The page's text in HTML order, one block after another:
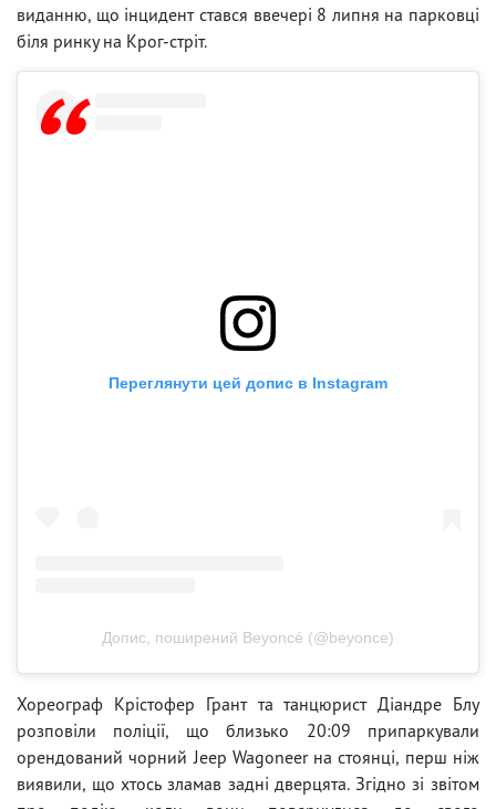
виданню, що інцидент стався ввечері 8 липня на парковці
біля ринку на Крог-стріт.
Переглянути цей допис в Instagram
Допис, поширений Beyoncé (@beyonce)
Хореограф Крістофер Грант та танцюрист Діандре Блу
розповіли поліції, що близько 20:09 припаркували
орендований чорний Jeep Wagoneer на стоянці, перш ніж
виявили, що хтось зламав задні дверцята. Згідно зі звітом